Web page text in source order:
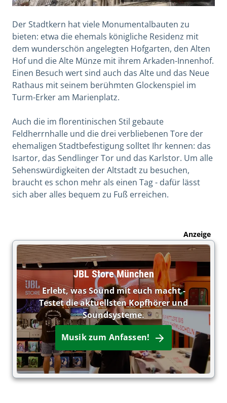
Der Stadtkern hat viele Monumentalbauten zu
bieten: etwa die ehemals königliche Residenz mit
dem wunderschön angelegten Hofgarten, den Alten
Hof und die Alte Münze mit ihrem Arkaden-Innenhof.
Einen Besuch wert sind auch das Alte und das Neue
Rathaus mit seinem berühmten Glockenspiel im
Turm-Erker am Marienplatz.
Auch die im florentinischen Stil gebaute
Feldherrnhalle und die drei verbliebenen Tore der
ehemaligen Stadtbefestigung solltet Ihr kennen: das
Isartor, das Sendlinger Tor und das Karlstor. Um alle
Sehenswürdigkeiten der Altstadt zu besuchen,
braucht es schon mehr als einen Tag - dafür lässt
sich aber alles bequem zu Fuß erreichen.
Anzeige
JBL Store München
Erlebt, was Sound mit euch macht -
Testet die aktuellsten Kopfhörer und
Soundsysteme.
Musik zum Anfassen!